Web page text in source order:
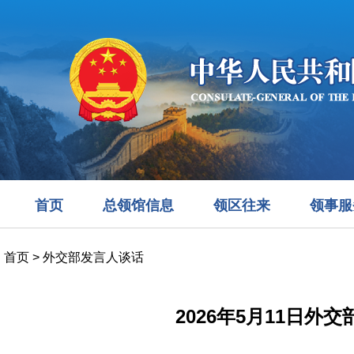
首页 总领馆信息 领区往来 领事
首页 > 外交部发言人谈话
2026年5月11日外交